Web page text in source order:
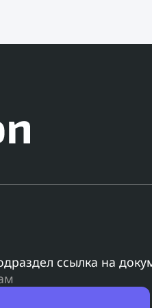
ссылка на